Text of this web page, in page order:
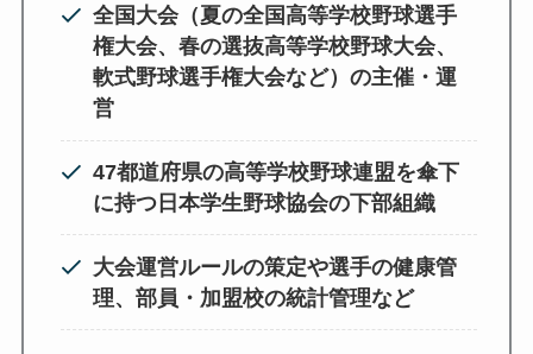
全国大会（夏の全国高等学校野球選手
権大会、春の選抜高等学校野球大会、
軟式野球選手権大会など）の主催・運
営
47都道府県の高等学校野球連盟を傘下
に持つ日本学生野球協会の下部組織
大会運営ルールの策定や選手の健康管
理、部員・加盟校の統計管理など